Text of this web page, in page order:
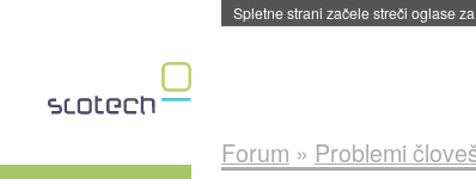
Spletne strani začele streči oglase
Forum » Problemi